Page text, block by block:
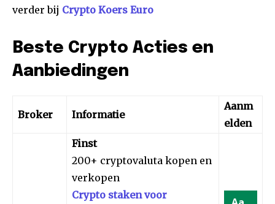
verder bij Crypto Koers Euro
Beste Crypto Acties en
Aanbiedingen
Broker Informatie
Aanm
elden
Finst
200+ cryptovaluta kopen en
verkopen
Crypto staken voor